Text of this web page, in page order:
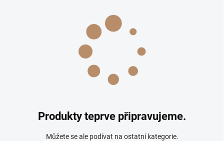
Produkty teprve připravujeme.
Můžete se ale podívat na ostatní kategorie.